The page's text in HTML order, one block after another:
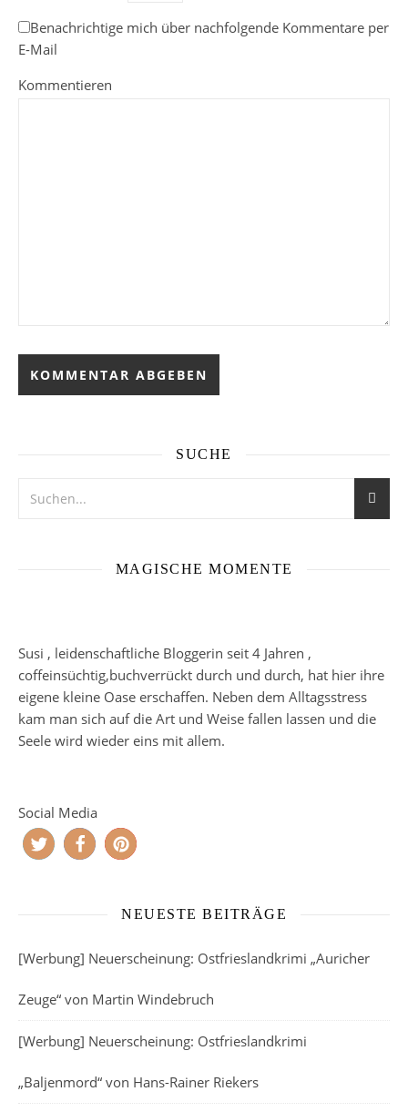
Benachrichtige mich über nachfolgende Kommentare per
E-Mail
Kommentieren
SUCHE
MAGISCHE MOMENTE
Susi , leidenschaftliche Bloggerin seit 4 Jahren ,
coffeinsüchtig,buchverrückt durch und durch, hat hier ihre
eigene kleine Oase erschaffen. Neben dem Alltagsstress
kam man sich auf die Art und Weise fallen lassen und die
Seele wird wieder eins mit allem.
Social Media
NEUESTE BEITRÄGE
[Werbung] Neuerscheinung: Ostfrieslandkrimi „Auricher
Zeuge“ von Martin Windebruch
[Werbung] Neuerscheinung: Ostfrieslandkrimi
„Baljenmord“ von Hans-Rainer Riekers